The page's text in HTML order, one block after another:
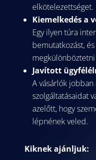
elkötelezettséget.
Kiemelkedés a
Egy ilyen túra
bemutatkozást,
Javított
A vásárlók
szolgáltatásaidat
azelőtt, hogy
lépnének veled.
Kiknek ajánljuk: